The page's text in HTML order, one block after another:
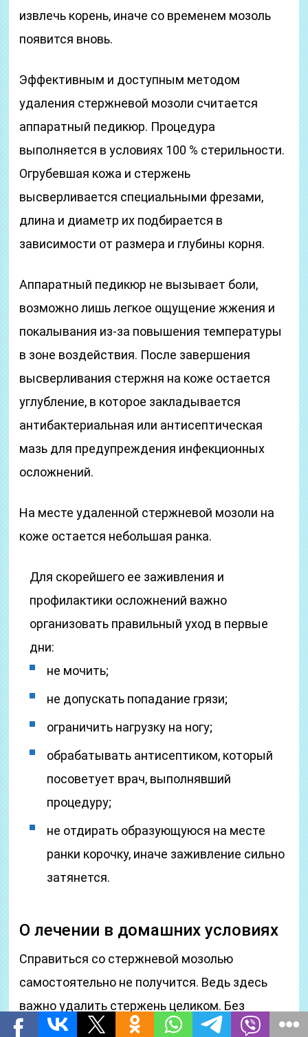
извлечь корень, иначе со временем мозоль
появится вновь.
Эффективным и доступным методом
удаления стержневой мозоли считается
аппаратный педикюр. Процедура
выполняется в условиях 100 % стерильности.
Огрубевшая кожа и стержень
высверливается специальными фрезами,
длина и диаметр их подбирается в
зависимости от размера и глубины корня.
Аппаратный педикюр не вызывает боли,
возможно лишь легкое ощущение жжения и
покалывания из-за повышения температуры
в зоне воздействия. После завершения
высверливания стержня на коже остается
углубление, в которое закладывается
антибактериальная или антисептическая
мазь для предупреждения инфекционных
осложнений.
На месте удаленной стержневой мозоли на
коже остается небольшая ранка.
Для скорейшего ее заживления и
профилактики осложнений важно
организовать правильный уход в первые
дни:
не мочить;
не допускать попадание грязи;
ограничить нагрузку на ногу;
обрабатывать антисептиком, который
посоветует врач, выполнявший
процедуру;
не отдирать образующуюся на месте
ранки корочку, иначе заживление сильно
затянется.
О лечении в домашних условиях
Справиться со стержневой мозолью
самостоятельно не получится. Ведь здесь
важно удалить стержень целиком. Без
специального оборудования и знаний есть